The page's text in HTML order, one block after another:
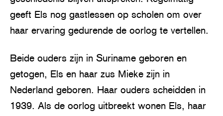
geeft Els nog gastlessen op scholen om over
haar ervaring gedurende de oorlog te vertellen.
Beide ouders zijn in Suriname geboren en
getogen, Els en haar zus Mieke zijn in
Nederland geboren. Haar ouders scheidden in
1939. Als de oorlog uitbreekt wonen Els, haar